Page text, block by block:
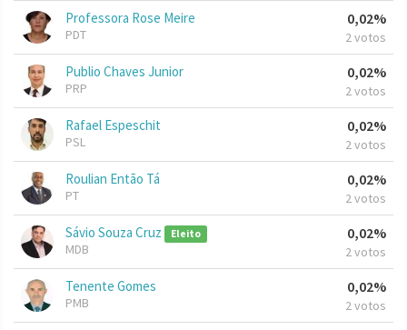
Professora Rose Meire
PDT
0,02%
2 votos
Publio Chaves Junior
PRP
0,02%
2 votos
Rafael Espeschit
PSL
0,02%
2 votos
Roulian Então Tá
PT
0,02%
2 votos
Sávio Souza Cruz Eleito
MDB
0,02%
2 votos
Tenente Gomes
PMB
0,02%
2 votos